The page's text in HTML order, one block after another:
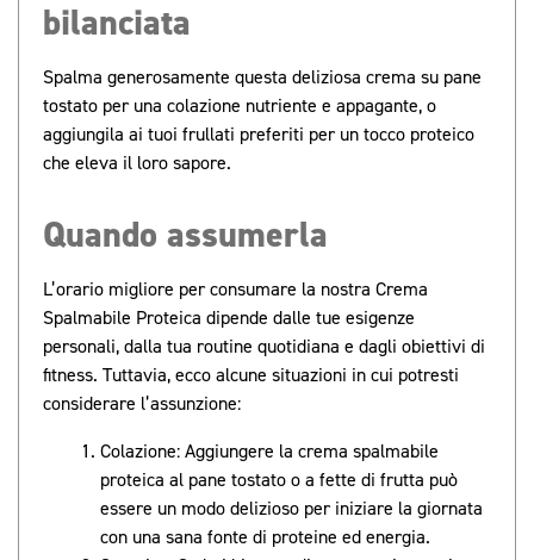
bilanciata
Spalma generosamente questa deliziosa crema su pane
tostato per una colazione nutriente e appagante, o
aggiungila ai tuoi frullati preferiti per un tocco proteico
che eleva il loro sapore.
Quando assumerla
L’orario migliore per consumare la nostra Crema
Spalmabile Proteica dipende dalle tue esigenze
personali, dalla tua routine quotidiana e dagli obiettivi di
fitness. Tuttavia, ecco alcune situazioni in cui potresti
considerare l’assunzione:
Colazione: Aggiungere la crema spalmabile
proteica al pane tostato o a fette di frutta può
essere un modo delizioso per iniziare la giornata
con una sana fonte di proteine ​​ed energia.